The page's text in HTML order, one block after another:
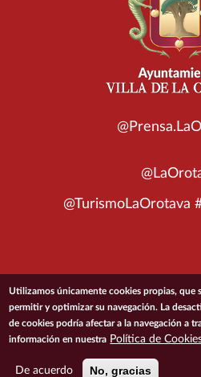
@TurismoLaOrotava
© 2026 Ayuntamiento de
ACCESIBILIDADCONDICIONES DE
Utilizamos únicamente cookies propias, que
permitir y optimizar su navegación. La
de cookies podría afectar a la navegación a
información en nuestra Política de
De acuerdo No, gracias